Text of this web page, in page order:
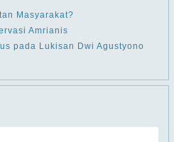
Masyarakat?
Amrianis
pada Lukisan Dwi Agustyono